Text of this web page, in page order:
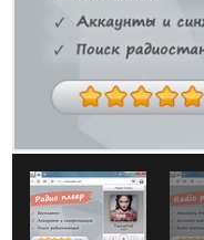
Extension
bookmarks.
Це
може
отримувати
доступ